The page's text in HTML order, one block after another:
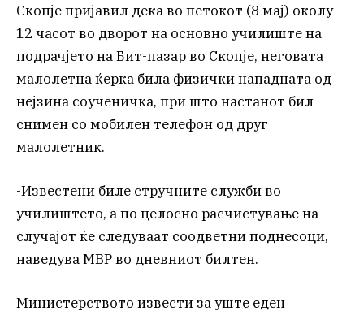
Скопје пријавил дека во петокот (8 мај) околу
12 часот во дворот на основно училиште на
подрачјето на Бит-пазар во Скопје, неговата
малолетна ќерка била физички нападната од
нејзина соученичка, при што настанот бил
снимен со мобилен телефон од друг
малолетник.
-Известени биле стручните служби во
училиштето, а по целосно расчистување на
случајот ќе следуваат соодветни поднесоци,
наведува МВР во дневниот билтен.
Министерството извести за уште еден